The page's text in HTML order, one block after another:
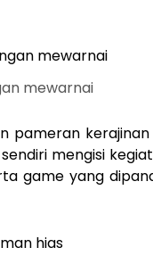
mewarnai
pameran
mengisi
game yang